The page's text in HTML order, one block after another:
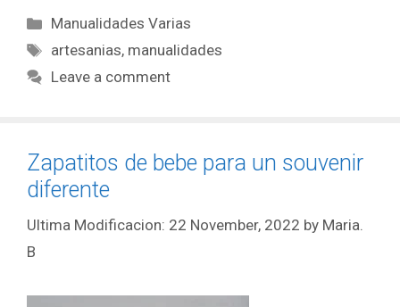
Manualidades Varias
artesanias, manualidades
Leave a comment
Zapatitos de bebe para un souvenir
diferente
22 November, 2022 by Maria.
B